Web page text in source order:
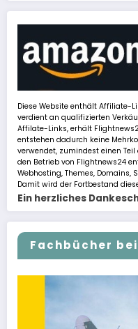
Diese Website enthält Affiliate-
verdient an qualifizierten
Affilate-Links, erhält
entstehen dadurch keine
verwendet, zumindest einen
den Betrieb von Flightnews24
Webhosting, Themes, Domains,
Damit wird der Fortbestand
Ein herzliches
Fachbücher